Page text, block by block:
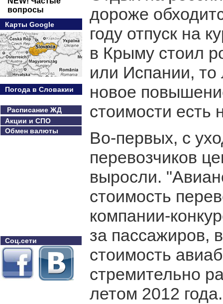
вопросы
Карты Google
Погода в Словакии
Расписание ЖД
Акции и СПО
Обмен валюты
Соц.сети
дороже
году отпуск на
в Крыму стоил
или Испании, то
новое
стоимости есть
Во-первых, с
перевозчиков
выросли.
стоимость
компании-
за пассажиров,
стоимость
стремительно
летом 2012 года.